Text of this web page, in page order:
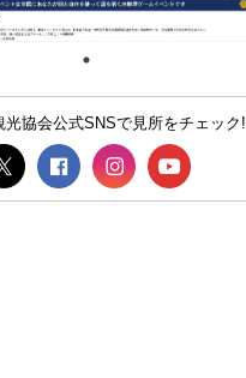
光協会公式SNSで見所をチェック!